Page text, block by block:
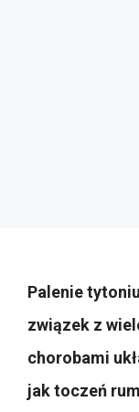
Palenie
związek z
chorobami
jak toczeń